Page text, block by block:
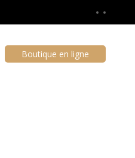
Boutique en ligne